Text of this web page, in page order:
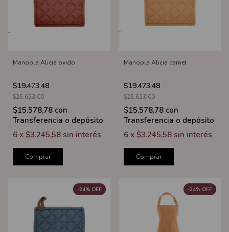
Manopla Alicia oxido
$19.473,48
$25.623,00
$15.578,78 con
Transferencia o depósito
6 x $3.245,58 sin interés
Comprar
Manopla Alicia camel
$19.473,48
$25.623,00
$15.578,78 con
Transferencia o depósito
6 x $3.245,58 sin interés
Comprar
-24% OFF -24% OFF